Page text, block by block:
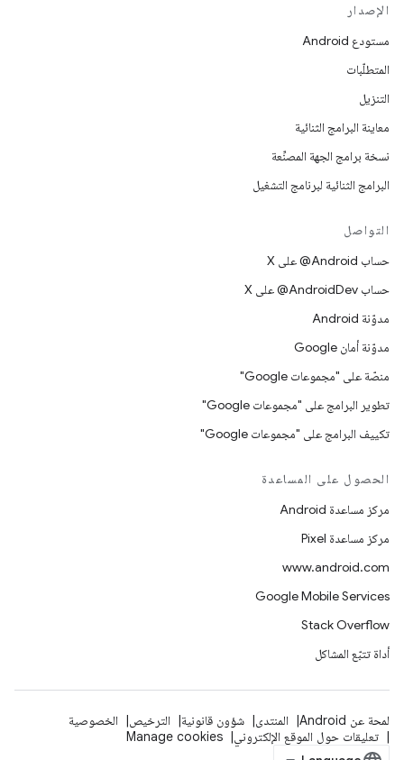
الإصدار
مستودع Android
المتطلّبات
التنزيل
معاينة البرامج الثنائية
نسخة برامج الجهة المصنِّعة
البرامج الثنائية لبرنامج التشغيل
التواصل
حساب ‎@Android على X
حساب ‎@AndroidDev على X
مدوّنة Android
مدوّنة أمان Google
منصّة على "مجموعات Google"
تطوير البرامج على "مجموعات Google"
تكييف البرامج على "مجموعات Google"
الحصول على المساعدة
مركز مساعدة Android
مركز مساعدة Pixel
www.android.com
Google Mobile Services
Stack Overflow
أداة تتبّع المشاكل
لمحة عن Android المنتدى شؤون قانونية الترخيص
الخصوصية
تعليقات حول الموقع الإلكتروني
Manage cookies